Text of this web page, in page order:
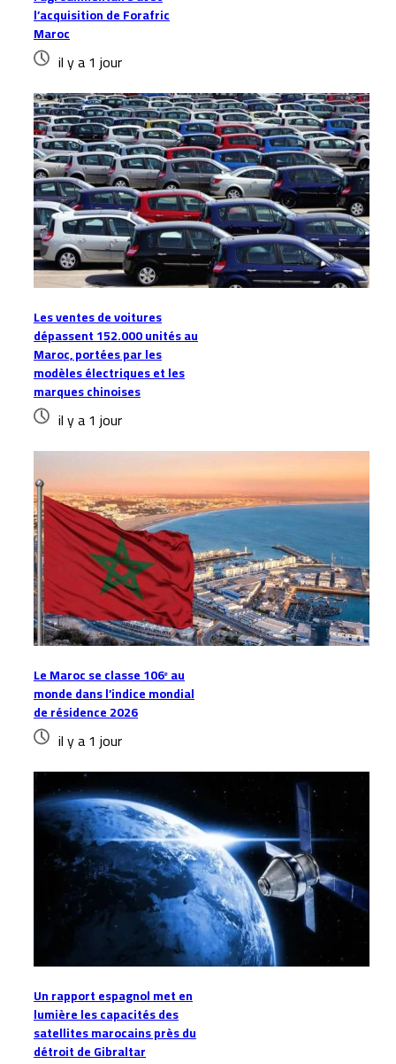
l’acquisition de Forafric
Maroc
il y a 1 jour
Les ventes de voitures
dépassent 152.000 unités au
Maroc, portées par les
modèles électriques et les
marques chinoises
il y a 1 jour
Le Maroc se classe 106ᵉ au
monde dans l’indice mondial
de résidence 2026
il y a 1 jour
Un rapport espagnol met en
lumière les capacités des
satellites marocains près du
détroit de Gibraltar